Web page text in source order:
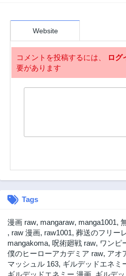
Website
コメントを投稿するには、 ログ
要があります
Tags
漫画 raw, mangaraw, manga1001,
, raw 漫画, raw1001, 葬送のフリー
mangakoma, 呪術廻戦 raw, ワンピ
僕のヒーローアカデミア raw, アオ
マッシュル 163, ギルデッドエネミ
ギルデッドエネミー 漫画 ギルデ